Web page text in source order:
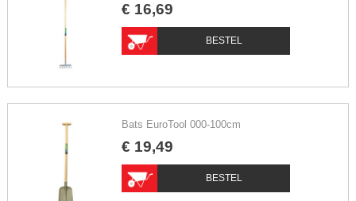
€ 16,69
BESTEL
Bats EuroTool 000-100cm
€ 19,49
BESTEL